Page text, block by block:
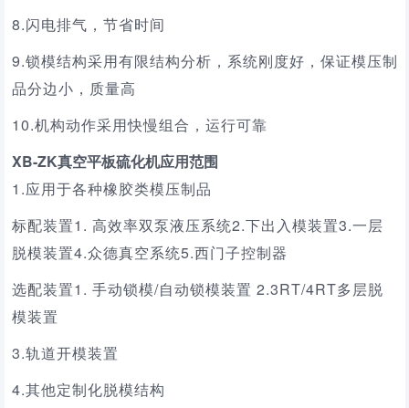
8.闪电排气，节省时间
9.锁模结构采用有限结构分析，系统刚度好，保证模压制
品分边小，质量高
10.机构动作采用快慢组合，运行可靠
XB-ZK真空平板硫化机应用范围
1.应用于各种橡胶类模压制品
标配装置1. 高效率双泵液压系统2.下出入模装置3.一层
脱模装置4.众德真空系统5.西门子控制器
选配装置1. 手动锁模/自动锁模装置 2.3RT/4RT多层脱
模装置
3.轨道开模装置
4.其他定制化脱模结构